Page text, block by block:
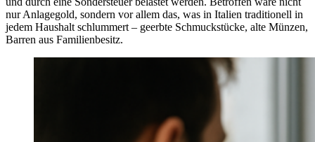
nur Anlagegold, sondern vor allem das, was in Italien traditionell in
jedem Haushalt schlummert – geerbte Schmuckstücke, alte Münzen,
Barren aus Familienbesitz.